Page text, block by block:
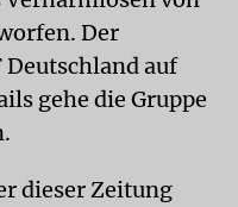
Der
Deutschland auf
gehe die Gruppe
dieser Zeitung